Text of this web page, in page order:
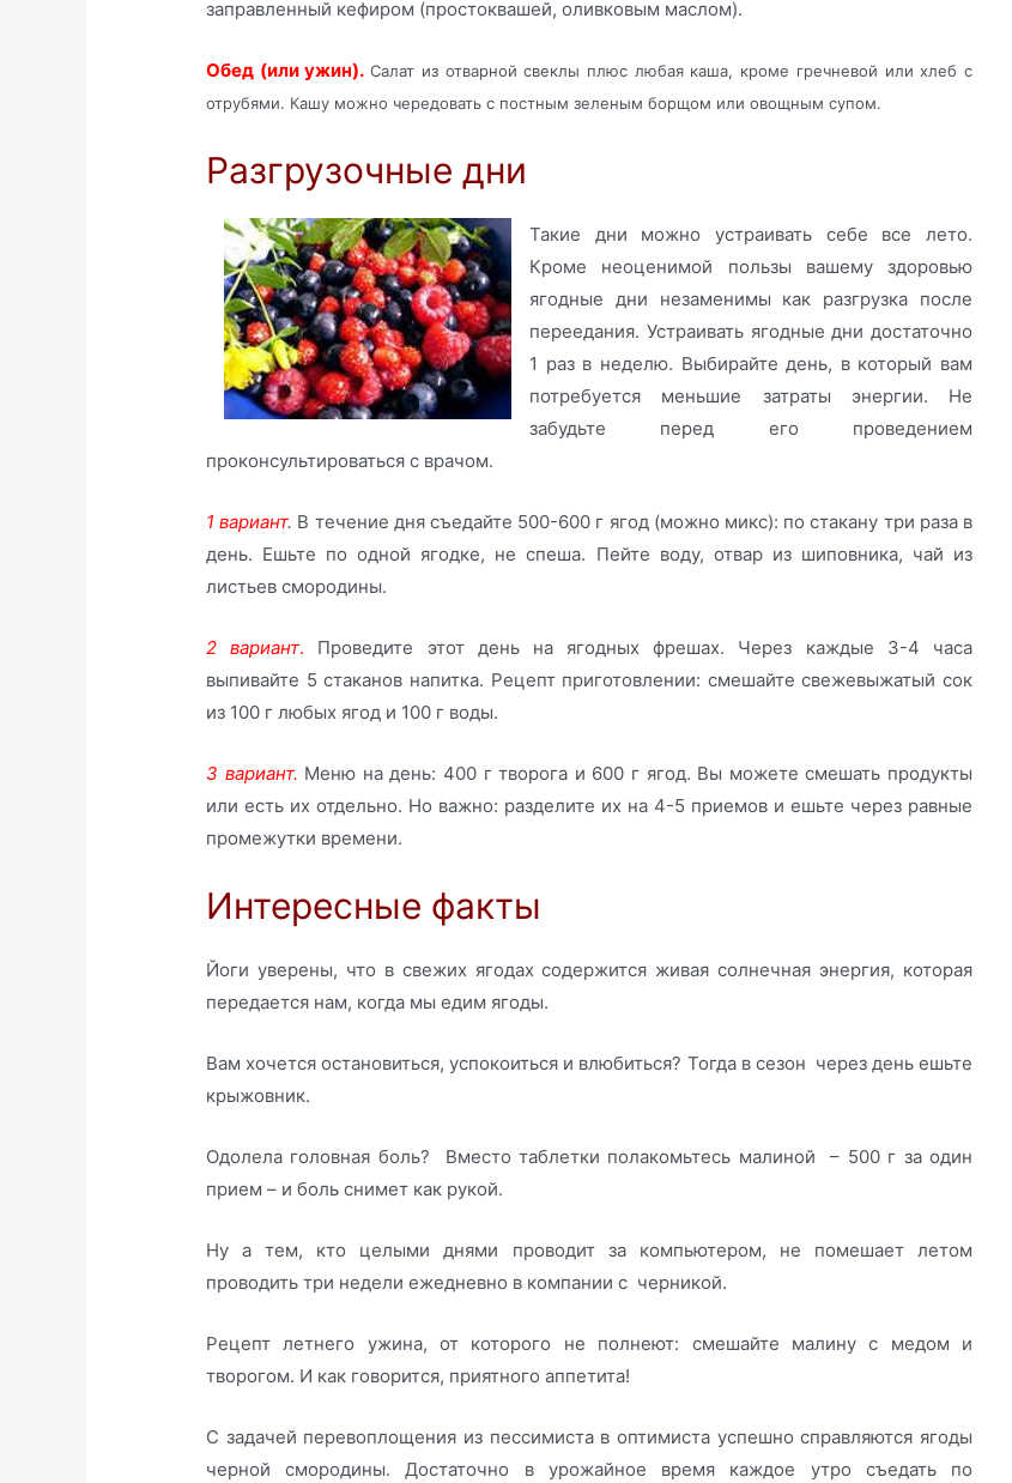
заправленный кефиром (простоквашей, оливковым маслом).
Обед (или ужин).Салат из отварной свеклы плюс любая каша, кроме гречневой или хлеб с
отрубями. Кашу можно чередовать с постным зеленым борщом или овощным супом.
Разгрузочные дни
Такие дни можно устраивать себе все лето.
Кроме неоценимой пользы вашему здоровью
ягодные дни незаменимы как разгрузка после
переедания. Устраивать ягодные дни достаточно
1 раз в неделю. Выбирайте день, в который вам
потребуется меньшие затраты энергии. Не
забудьте перед его проведением
проконсультироваться с врачом.
1 вариант. В течение дня съедайте 500-600 г ягод (можно микс): по стакану три раза в
день. Ешьте по одной ягодке, не спеша. Пейте воду, отвар из шиповника, чай из
листьев смородины.
2 вариант. Проведите этот день на ягодных фрешах. Через каждые 3-4 часа
выпивайте 5 стаканов напитка. Рецепт приготовлении: смешайте свежевыжатый сок
из 100 г любых ягод и 100 г воды.
3 вариант. Меню на день: 400 г творога и 600 г ягод. Вы можете смешать продукты
или есть их отдельно. Но важно: разделите их на 4-5 приемов и ешьте через равные
промежутки времени.
Интересные факты
Йоги уверены, что в свежих ягодах содержится живая солнечная энергия, которая
передается нам, когда мы едим ягоды.
Вам хочется остановиться, успокоиться и влюбиться? Тогда в сезон через день ешьте
крыжовник.
Одолела головная боль? Вместо таблетки полакомьтесь малиной – 500 г за один
прием – и боль снимет как рукой.
Ну а тем, кто целыми днями проводит за компьютером, не помешает летом
проводить три недели ежедневно в компании с черникой.
Рецепт летнего ужина, от которого не полнеют: смешайте малину с медом и
творогом. И как говорится, приятного аппетита!
С задачей перевоплощения из пессимиста в оптимиста успешно справляются ягоды
черной смородины. Достаточно в урожайное время каждое утро съедать по